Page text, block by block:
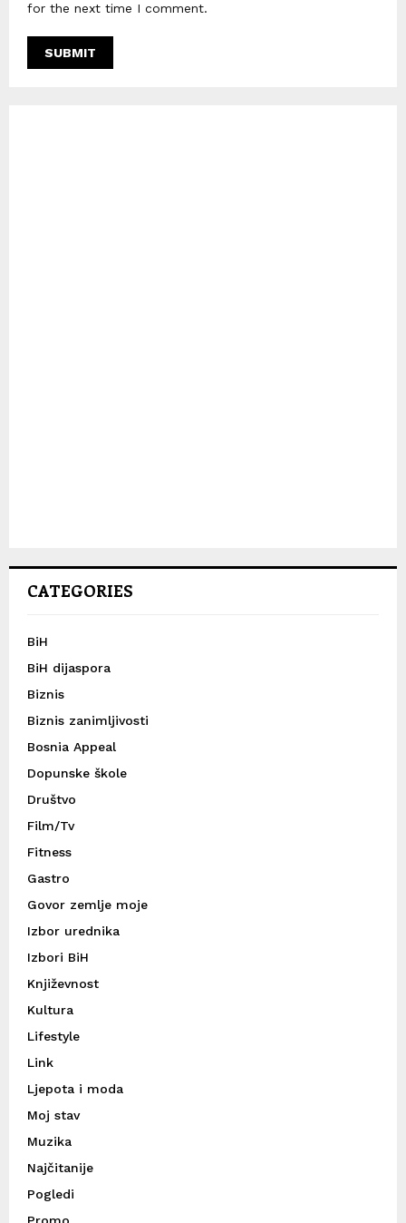
for the next time I comment.
CATEGORIES
BiH
BiH dijaspora
Biznis
Biznis zanimljivosti
Bosnia Appeal
Dopunske škole
Društvo
Film/Tv
Fitness
Gastro
Govor zemlje moje
Izbor urednika
Izbori BiH
Književnost
Kultura
Lifestyle
Link
Ljepota i moda
Moj stav
Muzika
Najčitanije
Pogledi